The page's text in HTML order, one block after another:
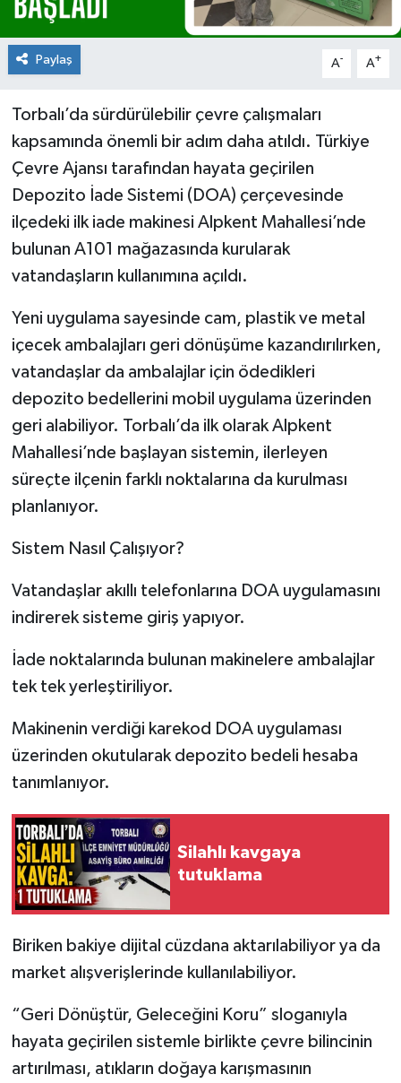
Paylaş A- A+
Torbalı’da sürdürülebilir çevre çalışmaları
kapsamında önemli bir adım daha atıldı. Türkiye
Çevre Ajansı tarafından hayata geçirilen
Depozito İade Sistemi (DOA) çerçevesinde
ilçedeki ilk iade makinesi Alpkent Mahallesi’nde
bulunan A101 mağazasında kurularak
vatandaşların kullanımına açıldı.
Yeni uygulama sayesinde cam, plastik ve metal
içecek ambalajları geri dönüşüme kazandırılırken,
vatandaşlar da ambalajlar için ödedikleri
depozito bedellerini mobil uygulama üzerinden
geri alabiliyor. Torbalı’da ilk olarak Alpkent
Mahallesi’nde başlayan sistemin, ilerleyen
süreçte ilçenin farklı noktalarına da kurulması
planlanıyor.
Sistem Nasıl Çalışıyor?
Vatandaşlar akıllı telefonlarına DOA uygulamasını
indirerek sisteme giriş yapıyor.
İade noktalarında bulunan makinelere ambalajlar
tek tek yerleştiriliyor.
Makinenin verdiği karekod DOA uygulaması
üzerinden okutularak depozito bedeli hesaba
tanımlanıyor.
Silahlı kavgaya
tutuklama
Biriken bakiye dijital cüzdana aktarılabiliyor ya da
market alışverişlerinde kullanılabiliyor.
“Geri Dönüştür, Geleceğini Koru” sloganıyla
hayata geçirilen sistemle birlikte çevre bilincinin
artırılması, atıkların doğaya karışmasının